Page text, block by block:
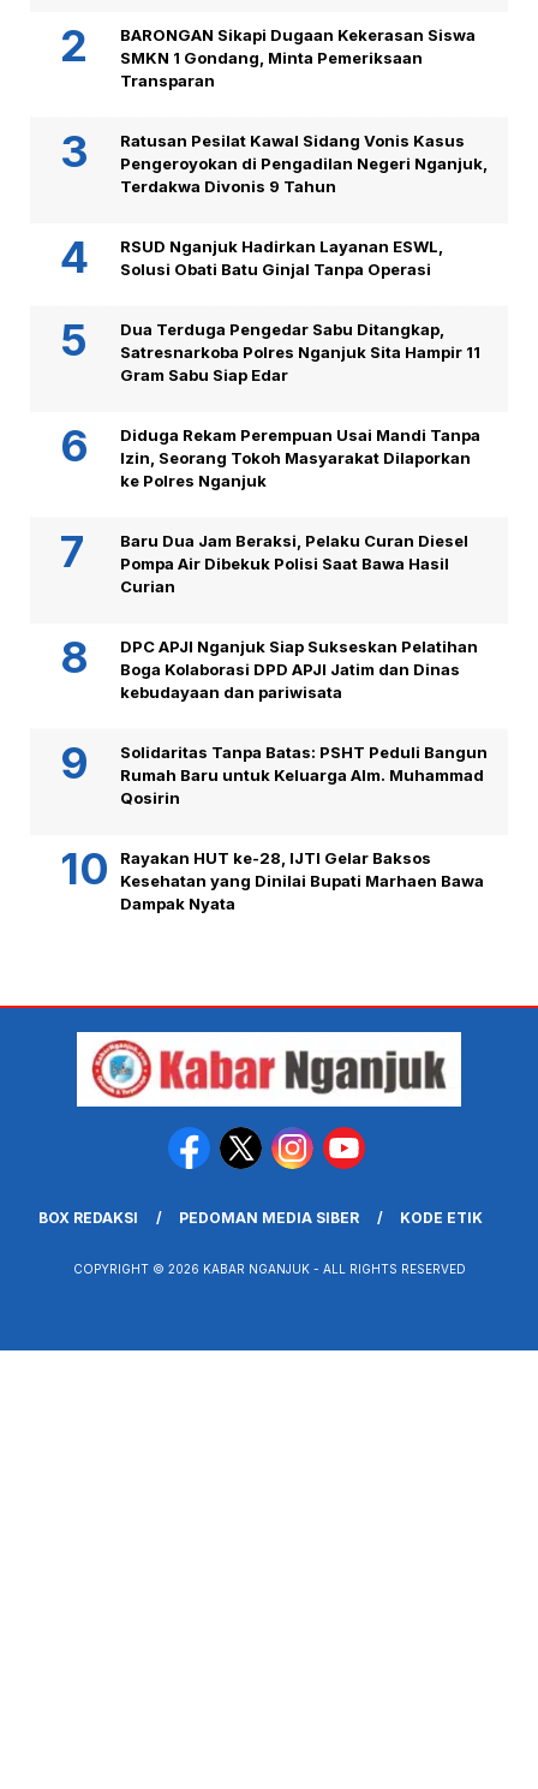
BARONGAN Sikapi Dugaan Kekerasan Siswa
SMKN 1 Gondang, Minta Pemeriksaan
Transparan
Ratusan Pesilat Kawal Sidang Vonis Kasus
Pengeroyokan di Pengadilan Negeri Nganjuk,
Terdakwa Divonis 9 Tahun
RSUD Nganjuk Hadirkan Layanan ESWL,
Solusi Obati Batu Ginjal Tanpa Operasi
Dua Terduga Pengedar Sabu Ditangkap,
Satresnarkoba Polres Nganjuk Sita Hampir 11
Gram Sabu Siap Edar
Diduga Rekam Perempuan Usai Mandi Tanpa
Izin, Seorang Tokoh Masyarakat Dilaporkan
ke Polres Nganjuk
Baru Dua Jam Beraksi, Pelaku Curan Diesel
Pompa Air Dibekuk Polisi Saat Bawa Hasil
Curian
DPC APJI Nganjuk Siap Sukseskan Pelatihan
Boga Kolaborasi DPD APJI Jatim dan Dinas
kebudayaan dan pariwisata
Solidaritas Tanpa Batas: PSHT Peduli Bangun
Rumah Baru untuk Keluarga Alm. Muhammad
Qosirin
Rayakan HUT ke-28, IJTI Gelar Baksos
Kesehatan yang Dinilai Bupati Marhaen Bawa
Dampak Nyata
BOX REDAKSI PEDOMAN MEDIA SIBER KODE ETIK
COPYRIGHT © 2026 KABAR NGANJUK - ALL RIGHTS RESERVED